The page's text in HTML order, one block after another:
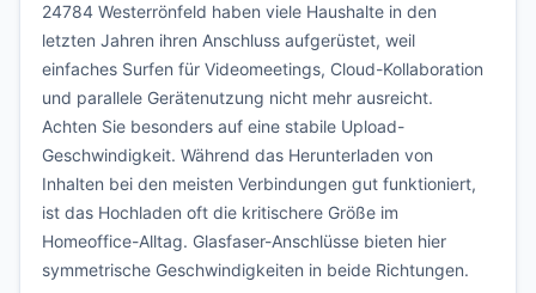
24784 Westerrönfeld haben viele Haushalte in den
letzten Jahren ihren Anschluss aufgerüstet, weil
einfaches Surfen für Videomeetings, Cloud-Kollaboration
und parallele Gerätenutzung nicht mehr ausreicht.
Achten Sie besonders auf eine stabile Upload-
Geschwindigkeit. Während das Herunterladen von
Inhalten bei den meisten Verbindungen gut funktioniert,
ist das Hochladen oft die kritischere Größe im
Homeoffice-Alltag. Glasfaser-Anschlüsse bieten hier
symmetrische Geschwindigkeiten in beide Richtungen.